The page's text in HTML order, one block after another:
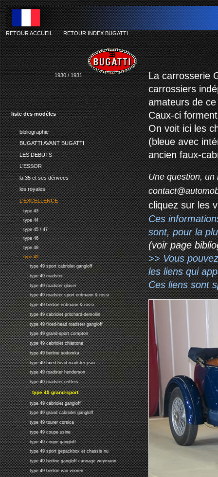
liste des modèles
bibliographie
BUGATTI AVANT BUGATTI
LES DEBUTS
L'ESSOR
la 35 et ses dérivees
les royales
L'EXCELLENCE
type 43
type 44
type 45 / 47
type 46
type 48
type 49
type 49 sport cabriolet gangloff
type 49 roadster
type 49 roadster glaser
type 49 roadster sport erdmann & rossi
type 49 berline erdmann & rossi
type 49 cabriolet pritchard-demollin
type 49 fixed-head roadster gangloff
type 49 grand-sport compton
type 49 cabriolet chiattone
type 49 berline sodomka
type 49 fixed-head roadster jean
type 49 roadster henderson
type 49 roadster reiffers
type 49 grand-sport
type 49 cabriolet gangloff
type 49 grand cabriolet gangloff
type 49 tourer corsica
type 49 coupe usine
type 49 coupe gangloff
type 49 sport gepackbox et chassis nu
type 49 berline gangloff cannage weymann
type 49 berline van vooren
RETOUR ACCUEIL-RETOUR INDEX BUGATTI
1930 / 1931
La carrosserie
carrossiers
amateurs de
Caux-ci
On voit ici les
(bleue avec
ancien faux-
Une question, un
cliquez sur les
Ces
sont, pour la
(voir page
>> Vous
les liens qui
Ces liens sont